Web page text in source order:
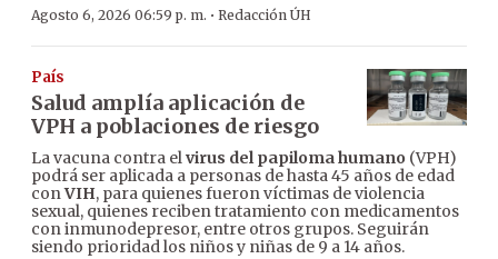
Agosto 6, 2026 06:59 p. m. · Redacción ÚH
País
Salud amplía aplicación de
VPH a poblaciones de riesgo
La vacuna contra elvirus del papiloma humano (VPH)
podrá ser aplicada a personas de hasta 45 años de edad
conVIH, para quienes fueron víctimas de violencia
sexual, quienes reciben tratamiento con medicamentos
con inmunodepresor, entre otros grupos. Seguirán
siendo prioridad los niños y niñas de 9 a 14 años.